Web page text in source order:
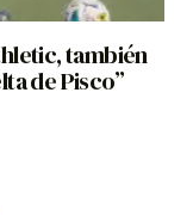
también
de Pisco”